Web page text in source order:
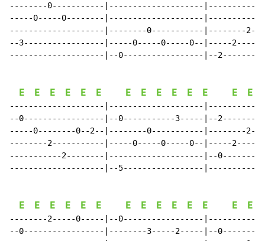
--------0-----------|--------------------
-----0-----0--------|--------------------
--------------------|--------0-----------|--------
--3-----------------|-----0-----0-----0--|-----2-----
--------------------|--0-----------------|--
E E E E E E E E E E E E E E
--------------------|--------------------
--0-----------------|--0-----------3-----|--2--------
-----0--------0--2--|--------0-----------|--------
--------2-----------|-----0-----0-----0--|-----
-----------2--------|--------------------|--
--------------------|--5-----------------
E E E E E E E E E E E E E E
--------2-----0-----|--0-----------------
--0-----------------|--------3-----2-----|--